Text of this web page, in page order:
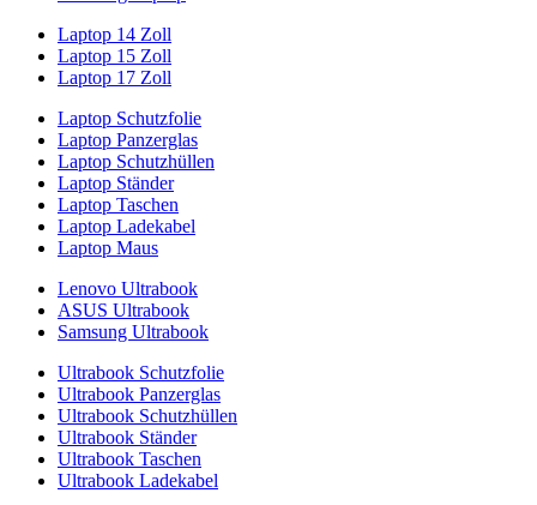
Laptop 14 Zoll
Laptop 15 Zoll
Laptop 17 Zoll
Laptop Schutzfolie
Laptop Panzerglas
Laptop Schutzhüllen
Laptop Ständer
Laptop Taschen
Laptop Ladekabel
Laptop Maus
Lenovo Ultrabook
ASUS Ultrabook
Samsung Ultrabook
Ultrabook Schutzfolie
Ultrabook Panzerglas
Ultrabook Schutzhüllen
Ultrabook Ständer
Ultrabook Taschen
Ultrabook Ladekabel